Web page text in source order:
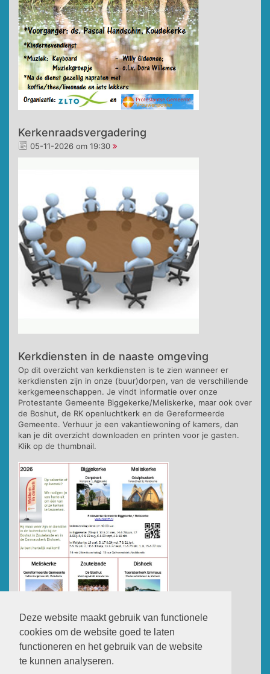
Deze website maakt gebruik van functionele
cookies om de website goed te laten
functioneren en het gebruik van de website
te kunnen analyseren.
Kerkenraadsvergadering
05-11-2026 om 19:30
Kerkdiensten in de naaste omgeving
Op dit overzicht van kerkdiensten is te zien wanneer er
kerkdiensten zijn in onze (buur)dorpen, van de verschillende
kerkgemeenschappen. Je vindt informatie over onze
Protestante Gemeente Biggekerke/Meliskerke, maar ook over
de Boshut, de RK openluchtkerk en de Gereformeerde
Gemeente. Verhuur je een vakantiewoning of kamers, dan
kan je dit overzicht downloaden en printen voor je gasten.
Klik op de thumbnail.